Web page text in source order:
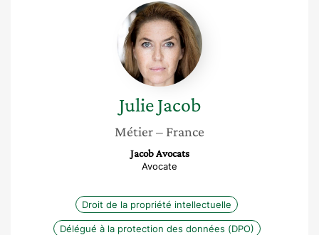
Julie
Jacob
Julie Jacob
Métier– France
Jacob Avocats
Avocate
Droit de la propriété intellectuelle
Délégué à la protection des données (DPO)